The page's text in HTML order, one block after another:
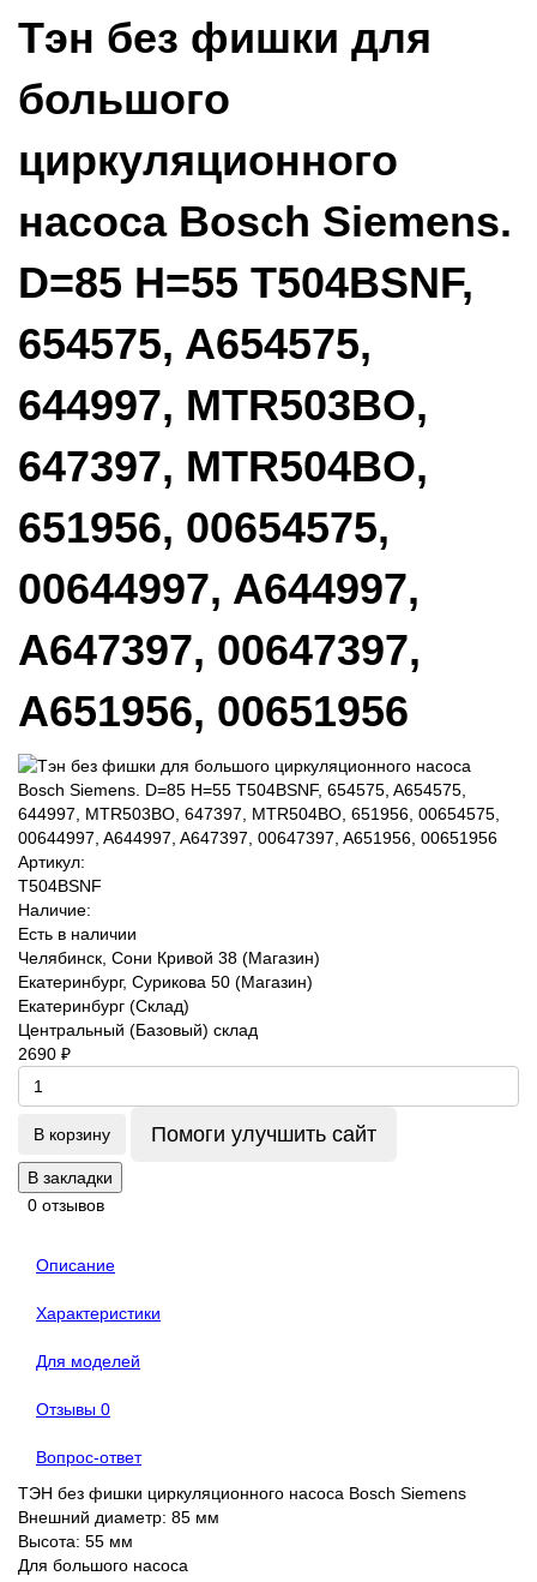
Тэн без фишки для
большого
циркуляционного
насоса Bosch Siemens.
D=85 H=55 T504BSNF,
654575, A654575,
644997, MTR503BO,
647397, MTR504BO,
651956, 00654575,
00644997, A644997,
A647397, 00647397,
A651956, 00651956
Артикул:
T504BSNF
Наличие:
Есть в наличии
Челябинск, Сони Кривой 38 (Магазин)
Екатеринбург, Сурикова 50 (Магазин)
Екатеринбург (Склад)
Центральный (Базовый) склад
2690 ₽
В корзину Помоги улучшить сайт
В закладки
0 отзывов
Описание
Характеристики
Для моделей
Отзывы 0
Вопрос-ответ
ТЭН без фишки циркуляционного насоса Bosch Siemens
Внешний диаметр: 85 мм
Высота: 55 мм
Для большого насоса